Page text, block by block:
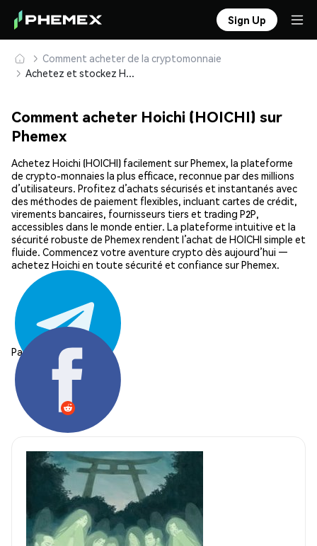
Sign Up
Comment acheter de la cryptomonnaie
Achetez et stockez Hoichi (HOICHI) en toute sécurité
Comment acheter Hoichi (HOICHI) sur
Phemex
Achetez Hoichi (HOICHI) facilement sur Phemex, la plateforme
de crypto-monnaies la plus efficace, reconnue par des millions
d’utilisateurs. Profitez d’achats sécurisés et instantanés avec
des méthodes de paiement flexibles, incluant cartes de crédit,
virements bancaires, fournisseurs tiers et trading P2P,
accessibles dans le monde entier. La plateforme intuitive et la
sécurité robuste de Phemex rendent l’achat de HOICHI simple et
fluide. Commencez votre aventure crypto dès aujourd’hui —
achetez Hoichi en toute sécurité et confiance sur Phemex.
Partager: